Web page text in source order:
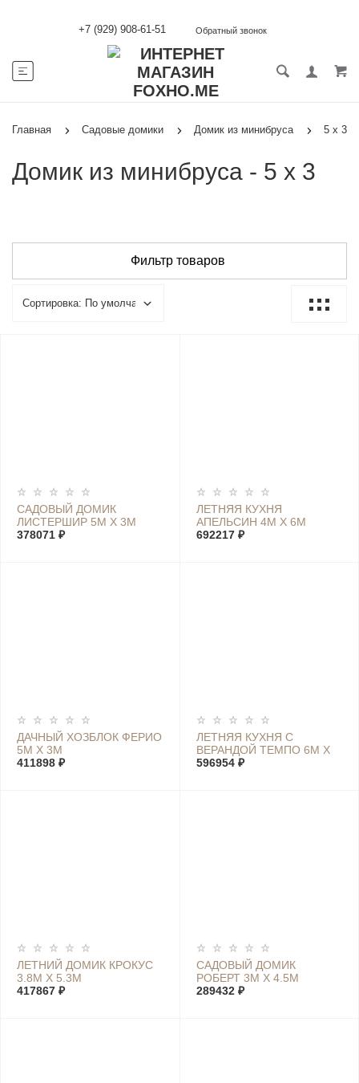
+7 (929) 908-61-51 Обратный звонок
Главная Садовые домики Домик из минибруса 5 х 3
Домик из минибруса - 5 х 3
Фильтр товаров
САДОВЫЙ ДОМИК
ЛИСТЕРШИР 5М Х 3М
378071 ₽
ЛЕТНЯЯ КУХНЯ
АПЕЛЬСИН 4М Х 6М
692217 ₽
ДАЧНЫЙ ХОЗБЛОК ФЕРИО
5М Х 3М
411898 ₽
ЛЕТНЯЯ КУХНЯ С
ВЕРАНДОЙ ТЕМПО 6М Х
6М
596954 ₽
ЛЕТНИЙ ДОМИК КРОКУС
3.8М Х 5.3М
417867 ₽
САДОВЫЙ ДОМИК
РОБЕРТ 3М Х 4.5М
289432 ₽